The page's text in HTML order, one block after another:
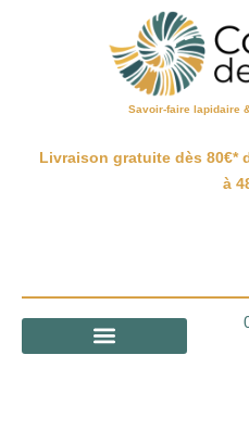
Savoir-faire lapidaire
Livraison gratuite dès 80€*
à